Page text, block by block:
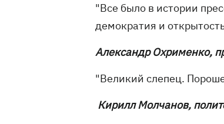
"Все было в истории
демократия и
Александр Охрименко,
"Великий слепец.
Кирилл Молчанов,